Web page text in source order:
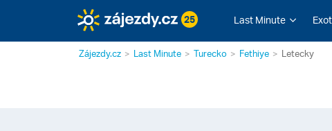
25 Last Minute
Zájezdy.cz Last Minute Turecko Fethiye Letecky